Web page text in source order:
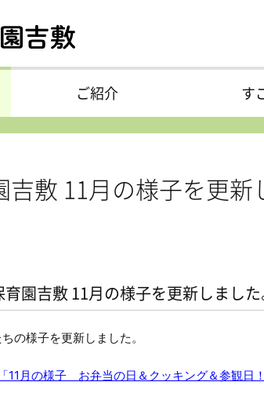
ご紹介 す
敷 11月の様子を更新
園吉敷 11月の様子を更新しました
の様子を更新しました。
「11月の様子 お弁当の日＆クッキング＆参観日！